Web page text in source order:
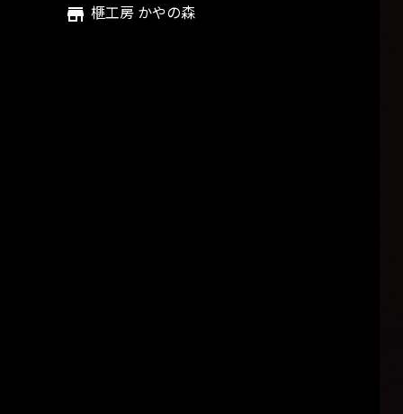
榧工房 かやの森